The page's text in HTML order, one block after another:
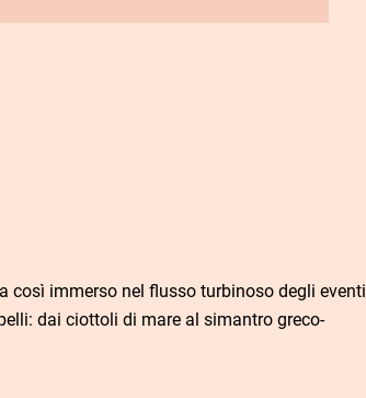
così immerso nel flusso turbinoso degli eventi
dai ciottoli di mare al simantro greco-